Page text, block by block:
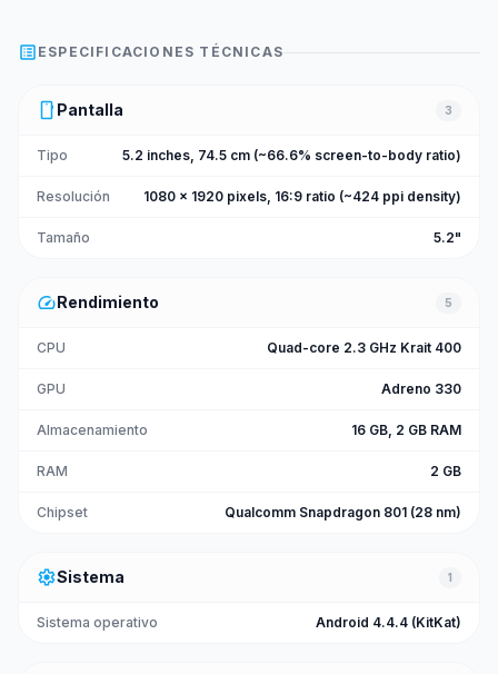
list_alt ESPECIFICACIONES TÉCNICAS
smartphone Pantalla 3
Tipo 5.2 inches, 74.5 cm (~66.6% screen-to-body ratio)
Resolución 1080 x 1920 pixels, 16:9 ratio (~424 ppi density)
Tamaño 5.2"
speedRendimiento 5
CPU Quad-core 2.3 GHz Krait 400
GPU Adreno 330
Almacenamiento 16 GB, 2 GB RAM
RAM 2 GB
Chipset Qualcomm Snapdragon 801 (28 nm)
settingsSistema 1
Sistema operativo Android 4.4.4 (KitKat)